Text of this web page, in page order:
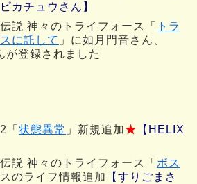
ピカチュウさん】
説 神々のトライフォース「
トラ
に託して 」に如月門音さん、
が登録されました
「 状態異常 」新規追加★ 【HELIX
説 神々のトライフォース「 ボス
スのライフ情報追加
【すりごまさ